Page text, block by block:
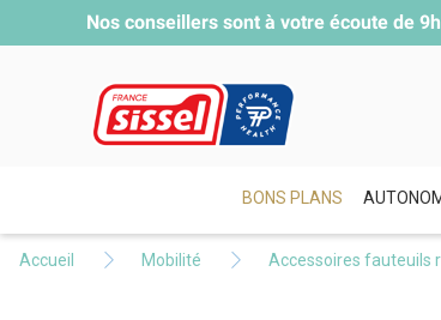
Nos conseillers sont à votre écoute de
BONS PLANS
Accueil Mobilité Accessoires fauteuils